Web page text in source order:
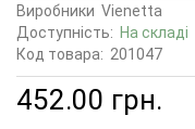
Виробники Vienetta
Доступність: На складі
Код товара: 201047
452.00 грн.